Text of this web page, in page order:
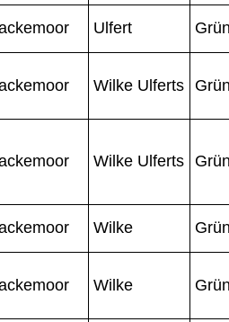
Ulfert
Wilke Ulferts
Wilke Ulferts
Wilke
Wilke